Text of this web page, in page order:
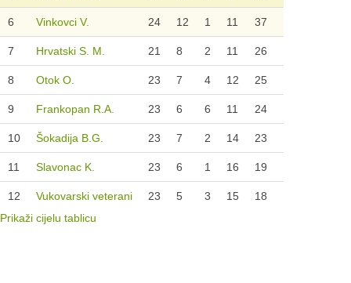
6 Vinkovci V. 24 12 1 11 37
7 Hrvatski S. M. 21 8 2 11 26
8 Otok O. 23 7 4 12 25
9 Frankopan R.A. 23 6 6 11 24
10 Šokadija B.G. 23 7 2 14 23
11 Slavonac K. 23 6 1 16 19
12 Vukovarski veterani 23 5 3 15
18
Prikaži cijelu tablicu